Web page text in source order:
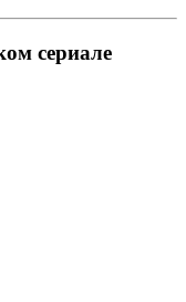
сериале